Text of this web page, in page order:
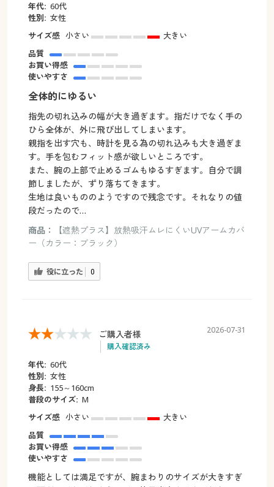
年代: 60代
性別: 女性
サイズ感 小さい
大きい
品質
お買い得感
使いやすさ
全体的にゆるい
指先の切れ込みの幅が大き過ぎます。指だけでなく手の
ひら全体が、外に飛び出してしまいます。
親指を出す穴も、時計を見る為の切れ込みも大き過ぎま
す。手を包むフィット感が欲しいところです。
また、腕の上部で止めるゴムもゆるすぎます。自分で調
節しましたが、ずり落ちてきます。
生地は良いもののようですので残念です。それなりの値
段だったので…
商品：
【遮熱プラス】放熱吸汗ムレにくいUVアームカバ
ー（カラー：ブラック）
役に立った 0
ご購入者様
購入確認済み
2026-07-31
年代: 60代
性別: 女性
身長: 155～160cm
普段のサイズ: M
サイズ感 小さい
大きい
品質
お買い得感
使いやすさ
機能としては満足ですが、腕まわりのサイズが大きすぎ